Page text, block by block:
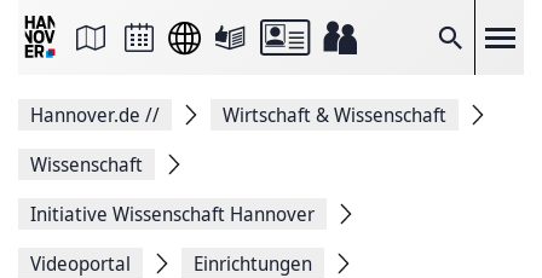
Suche
Seite
Facebook
teilen
Seitenlink
Seite
Hannover.de //
Wirtschaft & Wissenschaft
Wissenschaft
Initiative Wissenschaft Hannover
Videoportal
Einrichtungen